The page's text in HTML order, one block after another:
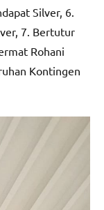
Silver, 6.
7. Bertutur
Rohani
Kontingen